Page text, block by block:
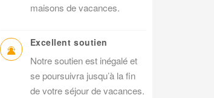
maisons de vacances.
Excellent soutien
Notre soutien est inégalé et
se poursuivra jusqu’à la fin
de votre séjour de vacances.